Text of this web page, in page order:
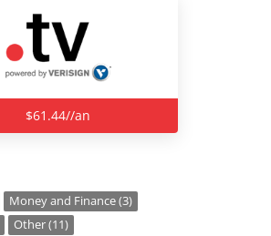
$61.44//an
Money and Finance (3)
Other (11)